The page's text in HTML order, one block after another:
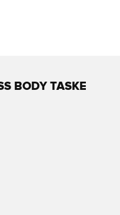
BODY TASKE